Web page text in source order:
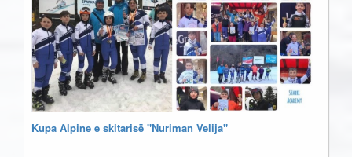
Kupa Alpine e skitarisë "Nuriman Velija"